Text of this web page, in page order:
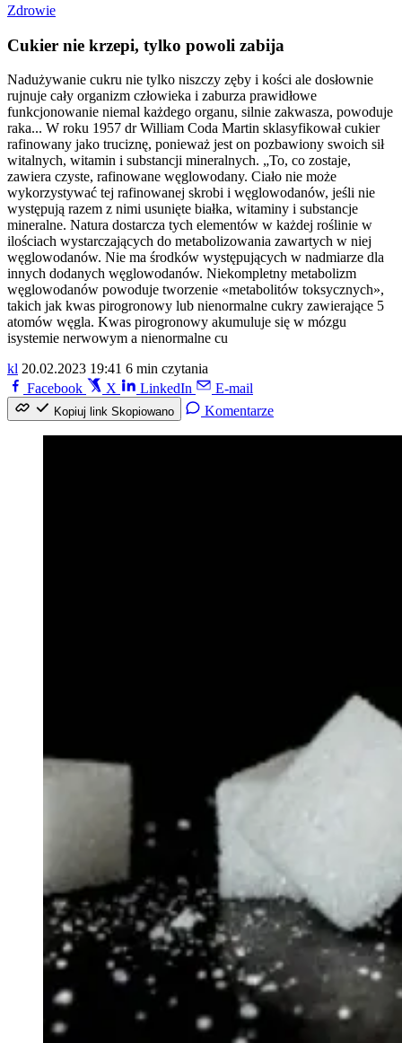
Zdrowie
Cukier nie krzepi, tylko powoli zabija
Nadużywanie cukru nie tylko niszczy zęby i kości ale dosłownie
rujnuje cały organizm człowieka i zaburza prawidłowe
funkcjonowanie niemal każdego organu, silnie zakwasza, powoduje
raka... W roku 1957 dr William Coda Martin sklasyfikował cukier
rafinowany jako truciznę, ponieważ jest on pozbawiony swoich sił
witalnych, witamin i substancji mineralnych. „To, co zostaje,
zawiera czyste, rafinowane węglowodany. Ciało nie może
wykorzystywać tej rafinowanej skrobi i węglowodanów, jeśli nie
występują razem z nimi usunięte białka, witaminy i substancje
mineralne. Natura dostarcza tych elementów w każdej roślinie w
ilościach wystarczających do metabolizowania zawartych w niej
węglowodanów. Nie ma środków występujących w nadmiarze dla
innych dodanych węglowodanów. Niekompletny metabolizm
węglowodanów powoduje tworzenie «metabolitów toksycznych»,
takich jak kwas pirogronowy lub nienormalne cukry zawierające 5
atomów węgla. Kwas pirogronowy akumuluje się w mózgu
isystemie nerwowym a nienormalne cu
kl 20.02.2023 19:41 6 min czytania
Facebook
X LinkedIn E-mail
Kopiuj link Skopiowano Komentarze